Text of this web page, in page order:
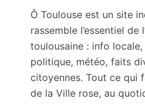
Ô Toulouse est un site
rassemble l’essentiel de
toulousaine : info
politique, météo, faits
citoyennes. Tout ce
de la Ville rose, au